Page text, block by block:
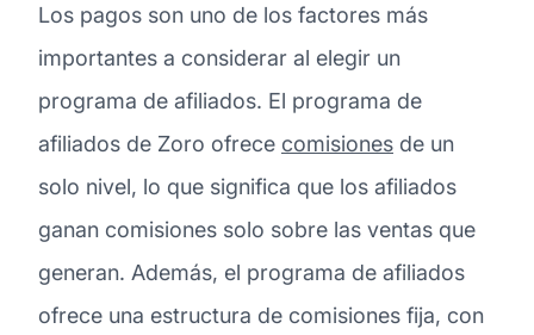
Los pagos son uno de los factores más
importantes a considerar al elegir un
programa de afiliados. El programa de
afiliados de Zoro ofrece comisiones de un
solo nivel, lo que significa que los afiliados
ganan comisiones solo sobre las ventas que
generan. Además, el programa de afiliados
ofrece una estructura de comisiones fija, con